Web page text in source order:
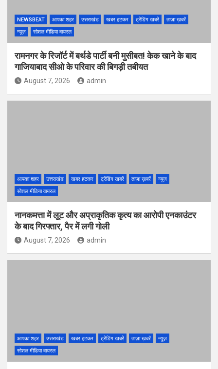
NEWSBEAT आपका शहर उत्तराखंड खबर हटकर ट्रेंडिंग खबरें
ताज़ा ख़बरें
न्यूज़
सोशल मीडिया वायरल
रामनगर के रिजॉर्ट में बर्थडे पार्टी बनी मुसीबत! केक खाने के बाद
गाजियाबाद सीओ के परिवार की बिगड़ी तबीयत
August 7, 2026 admin
आपका शहर उत्तराखंड खबर हटकर ट्रेंडिंग खबरें ताज़ा ख़बरें
न्यूज़
सोशल मीडिया वायरल
नानकमत्ता में लूट और अप्राकृतिक कृत्य का आरोपी एनकाउंटर
के बाद गिरफ्तार, पैर में लगी गोली
August 7, 2026 admin
आपका शहर उत्तराखंड खबर हटकर ट्रेंडिंग खबरें ताज़ा ख़बरें
न्यूज़
सोशल मीडिया वायरल